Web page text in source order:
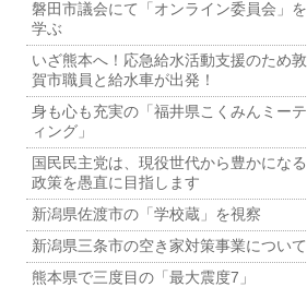
磐田市議会にて「オンライン委員会」を
学ぶ
いざ熊本へ！応急給水活動支援のため敦
賀市職員と給水車が出発！
身も心も充実の「福井県こくみんミーテ
ィング」
国民民主党は、現役世代から豊かになる
政策を愚直に目指します
新潟県佐渡市の「学校蔵」を視察
新潟県三条市の空き家対策事業について
熊本県で三度目の「最大震度7」